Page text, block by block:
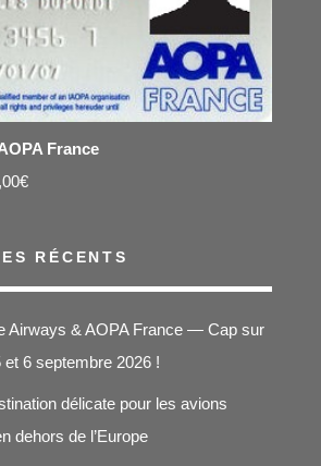
France
€Plage
prix :
295,00€
RÉCENTS
Airways & AOPA France — Cap sur
6 septembre 2026 !
délicate pour les avions
dehors de l’Europe